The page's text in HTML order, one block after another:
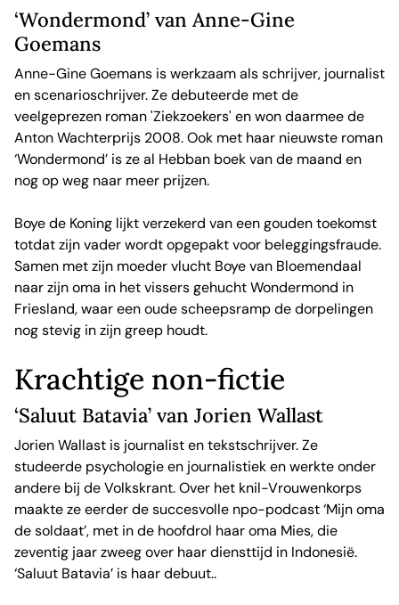
‘Wondermond’ van Anne-Gine
Goemans
Anne-Gine Goemans is werkzaam als schrijver, journalist
en scenarioschrijver. Ze debuteerde met de
veelgeprezen roman 'Ziekzoekers' en won daarmee de
Anton Wachterprijs 2008. Ook met haar nieuwste roman
‘Wondermond’ is ze al Hebban boek van de maand en
nog op weg naar meer prijzen.
Boye de Koning lijkt verzekerd van een gouden toekomst
totdat zijn vader wordt opgepakt voor beleggingsfraude.
Samen met zijn moeder vlucht Boye van Bloemendaal
naar zijn oma in het vissers gehucht Wondermond in
Friesland, waar een oude scheepsramp de dorpelingen
nog stevig in zijn greep houdt.
Krachtige non-fictie
‘Saluut Batavia’ van Jorien Wallast
Jorien Wallast is journalist en tekstschrijver. Ze
studeerde psychologie en journalistiek en werkte onder
andere bij de Volkskrant. Over het knil-Vrouwenkorps
maakte ze eerder de succesvolle npo-podcast ‘Mijn oma
de soldaat’, met in de hoofdrol haar oma Mies, die
zeventig jaar zweeg over haar diensttijd in Indonesië.
‘Saluut Batavia’ is haar debuut..